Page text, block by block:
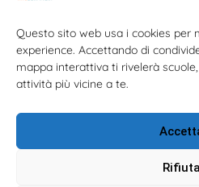
Questo sito web usa i cookies per
experience. Accettando di
mappa interattiva ti rivelerà
attività più vicine a te.
Rifiuta